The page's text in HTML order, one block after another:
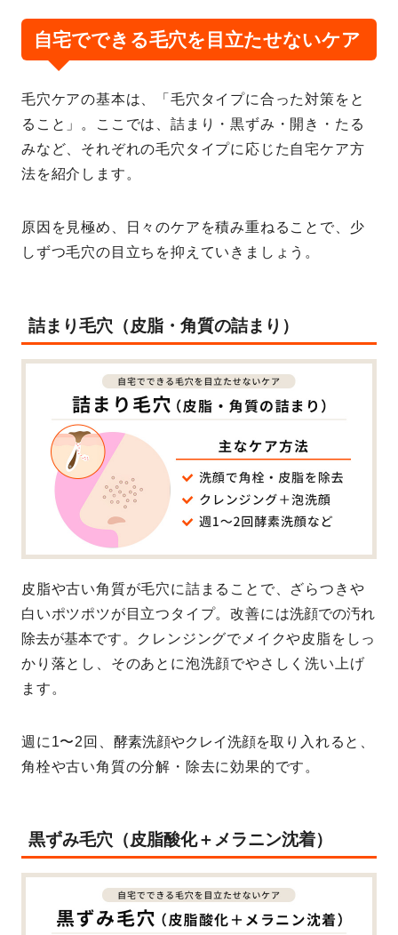
自宅でできる毛穴を目立たせないケア
毛穴ケアの基本は、「毛穴タイプに合った対策をと
ること」。ここでは、詰まり・黒ずみ・開き・たる
みなど、それぞれの毛穴タイプに応じた自宅ケア方
法を紹介します。
原因を見極め、日々のケアを積み重ねることで、少
しずつ毛穴の目立ちを抑えていきましょう。
詰まり毛穴（皮脂・角質の詰まり）
皮脂や古い角質が毛穴に詰まることで、ざらつきや
白いポツポツが目立つタイプ。改善には洗顔での汚れ
除去が基本です。クレンジングでメイクや皮脂をしっ
かり落とし、そのあとに泡洗顔でやさしく洗い上げ
ます。
週に1〜2回、 酵素洗顔やクレイ洗顔を取り入れると、
角栓や古い角質の分解・除去に効果的です。
黒ずみ毛穴（皮脂酸化＋メラニン沈着）